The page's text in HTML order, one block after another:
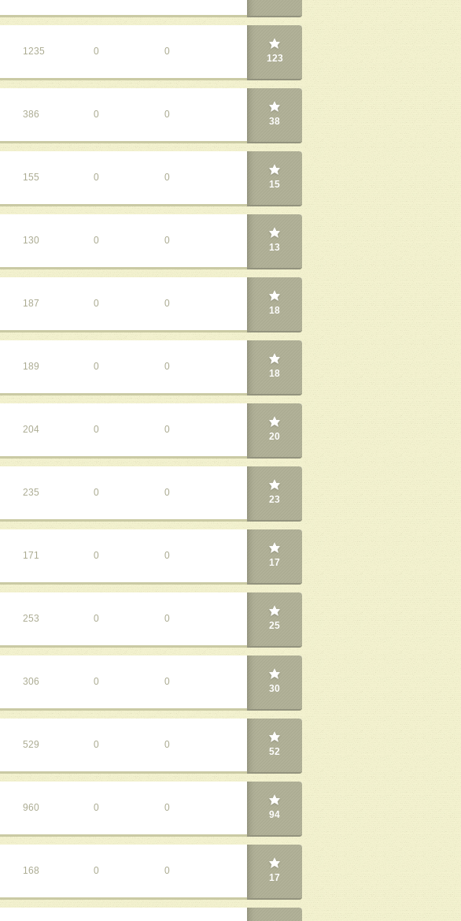
1235 0 0
123
386 0 0
38
155 0 0
15
130 0 0
13
187 0 0
18
189 0 0
18
204 0 0
20
235 0 0
23
171 0 0
17
253 0 0
25
306 0 0
30
529 0 0
52
960 0 0
94
168 0 0
17